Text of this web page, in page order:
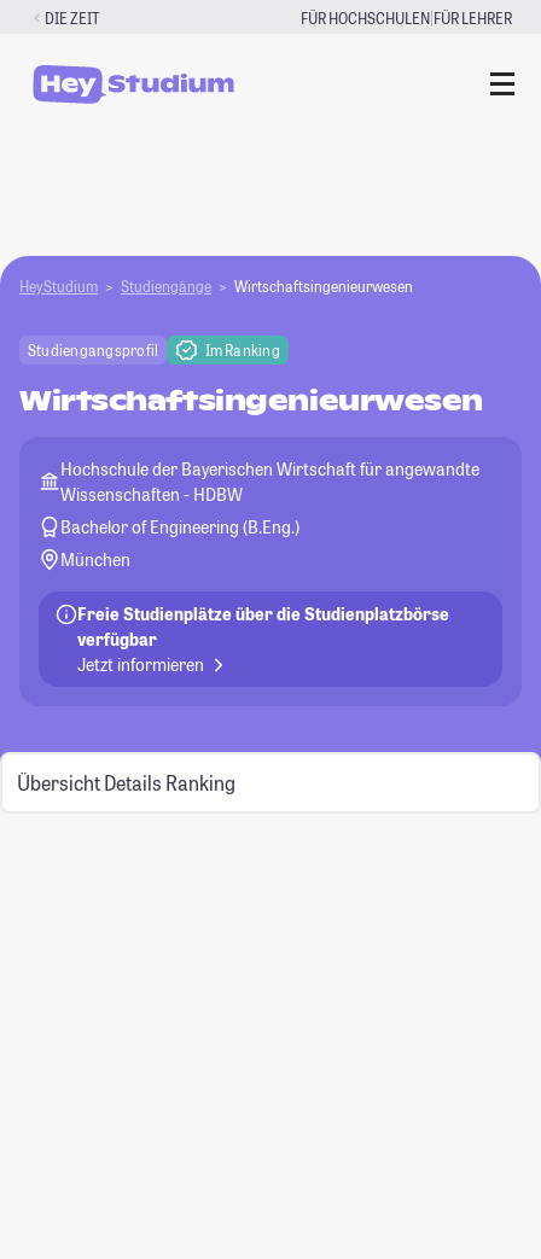
Zum
springen
DIE ZEIT FÜR HOCHSCHULEN|FÜR LEHRER
HeyStudium Studiengänge Wirtschaftsingenieurwesen
Studiengangsprofil Im Ranking
Wirtschaftsingenieurwesen
Hochschule der Bayerischen Wirtschaft für angewandte
Wissenschaften - HDBW
Bachelor of Engineering (B.Eng.)
München
Freie Studienplätze über die Studienplatzbörse
verfügbar
Jetzt informieren
Übersicht Details Ranking